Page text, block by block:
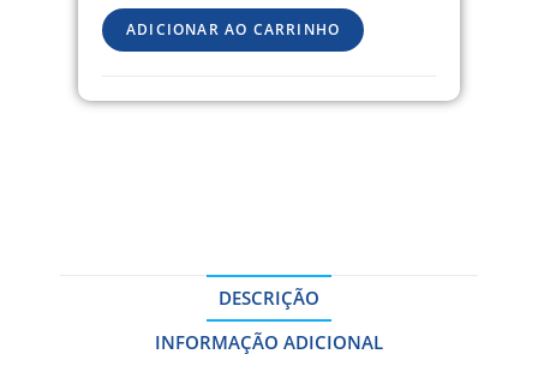
ADICIONAR AO CARRINHO
DESCRIÇÃO
INFORMAÇÃO ADICIONAL